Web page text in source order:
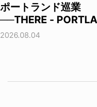
ポートランド巡業
──THERE -
2026.08.04